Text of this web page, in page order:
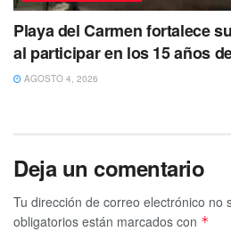
Playa del Carmen fortalece
al participar en los 15 años
AGOSTO 4, 2026
Deja un comentario
Tu dirección de correo electrónico no
obligatorios están marcados con *